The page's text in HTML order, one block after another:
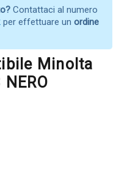
Contattaci al numero
per effettuare un ordine
Minolta